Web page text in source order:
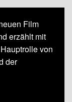
Film
erzählt mit
von
der